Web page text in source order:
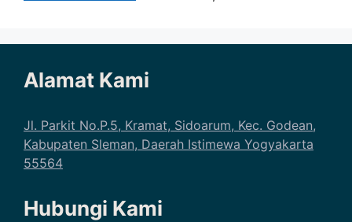
Alamat Kami
Jl. Parkit No.P.5, Kramat, Sidoarum, Kec. Godean,
Kabupaten Sleman, Daerah Istimewa Yogyakarta
55564
Hubungi Kami